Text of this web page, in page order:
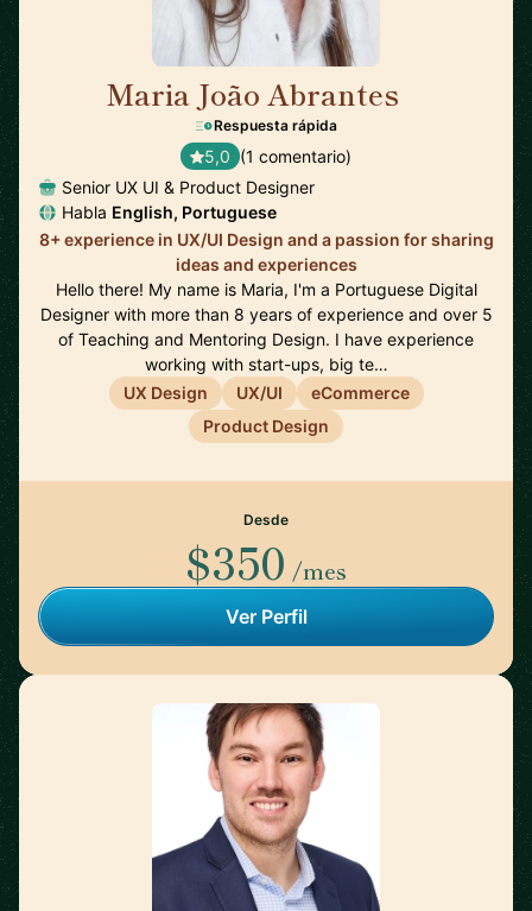
Maria João Abrantes
Respuesta rápida
5,0 (1 comentario)
Senior UX UI & Product Designer
Habla English, Portuguese
8+ experience in UX/UI Design and a passion for sharing
ideas and experiences
Hello there! My name is Maria, I'm a Portuguese Digital
Designer with more than 8 years of experience and over 5
of Teaching and Mentoring Design. I have experience
working with start-ups, big te…
UX Design
UX/UI
eCommerce
Product Design
Desde
$350 /mes
Ver Perfil